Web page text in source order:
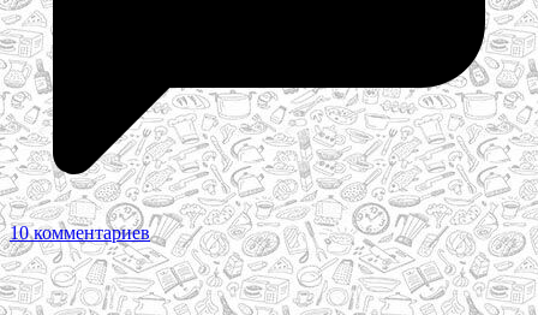
10 комментариев